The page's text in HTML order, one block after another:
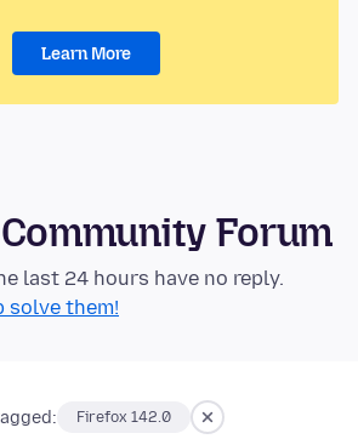
Learn More
Forum
last 24 hours have no reply.
solve them!
Firefox 142.0